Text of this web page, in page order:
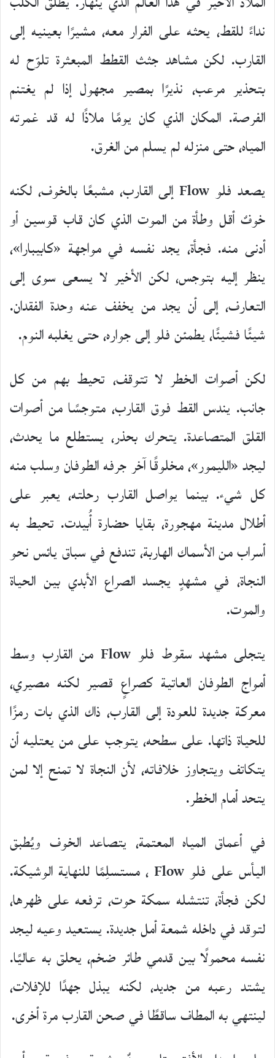
نداءً للقط، يحثه على الفرار معه، مشيرًا بعينيه إلى
القارب. لكن مشاهد جثث القطط المبعثرة تلوّح له
بتحذير مرعب، نذيرًا بمصير مجهول إذا لم يغتنم
الفرصة. المكان الذي كان يومًا ملاذًا له قد غمرته
المياه، حتى منزله لم يسلم من الغرق.
يصعد فلو Flow إلى القارب، مشبعًا بالخوف، لكنه
خوفٌ أقل وطأة من الموت الذي كان قاب قوسين أو
أدنى منه. فجأة، يجد نفسه في مواجهة «كابيبارا»،
ينظر إليه بتوجس، لكن الأخير لا يسعى سوى إلى
التعارف، إلى أن يجد من يخفف عنه وحدة الفقدان.
شيئًا فشيئًا، يطمئن فلو إلى جواره، حتى يغلبه النوم.
لكن أصوات الخطر لا تتوقف، تحيط بهم من كل
جانب. يندس القط فوق القارب، متوجسًا من أصوات
القلق المتصاعدة. يتحرك بحذر، يستطلع ما يحدث،
ليجد «الليمور»، مخلوقًا آخر جرفه الطوفان وسلب منه
كل شيء. بينما يواصل القارب رحلته، يعبر على
أطلال مدينة مهجورة، بقايا حضارة أُبيدت. تحيط به
أسراب من الأسماك الهاربة، تندفع في سباق يائس نحو
النجاة، في مشهدٍ يجسد الصراع الأبدي بين الحياة
والموت.
يتجلى مشهد سقوط فلو Flow من القارب وسط
أمواج الطوفان العاتية كصراعٍ قصير لكنه مصيري،
معركة جديدة للعودة إلى القارب، ذاك الذي بات رمزًا
للحياة ذاتها. على سطحه، يتوجب على من يعتليه أن
يتكاتف ويتجاوز خلافاته، لأن النجاة لا تمنح إلا لمن
يتحد أمام الخطر.
في أعماق المياه المعتمة، يتصاعد الخوف ويُطبق
اليأس على فلو Flow ، مستسلِمًا للنهاية الوشيكة.
لكن فجأة، تنتشله سمكة حوت، ترفعه على ظهرها،
لتوقد في داخله شمعة أمل جديدة. يستعيد وعيه ليجد
نفسه محمولًا بين قدمي طائر ضخم، يحلق به عاليًا.
يشتد رعبه من جديد، لكنه يبذل جهدًا للإفلات،
لينتهي به المطاف ساقطًا في صحن القارب مرة أخرى.